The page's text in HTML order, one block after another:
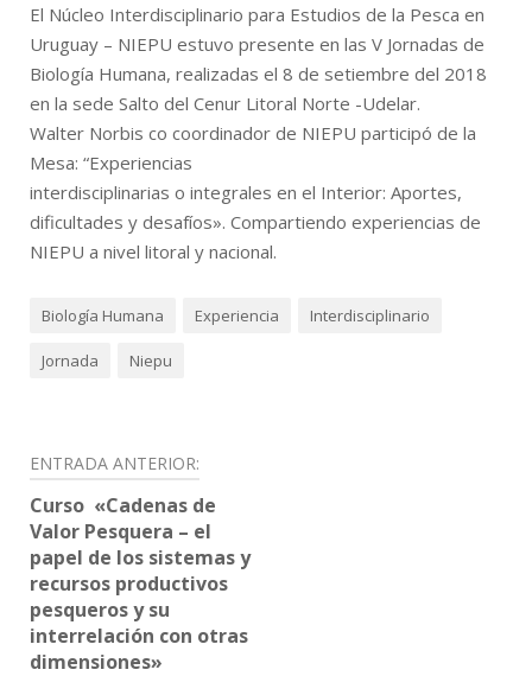
El Núcleo Interdisciplinario para Estudios de la Pesca en
Uruguay – NIEPU estuvo presente en las V Jornadas de
Biología Humana, realizadas el 8 de setiembre del 2018
en la sede Salto del Cenur Litoral Norte -Udelar.
Walter Norbis co coordinador de NIEPU participó de la
Mesa: “Experiencias
interdisciplinarias o integrales en el Interior: Aportes,
dificultades y desafíos». Compartiendo experiencias de
NIEPU a nivel litoral y nacional.
Biología Humana Experiencia Interdisciplinario
Jornada Niepu
Navegación
de
entradas
ENTRADA ANTERIOR:
Curso «Cadenas de
Valor Pesquera – el
papel de los sistemas y
recursos productivos
pesqueros y su
interrelación con otras
dimensiones»